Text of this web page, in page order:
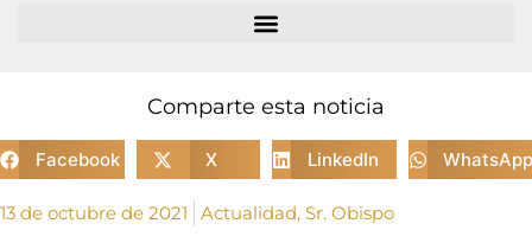
Comparte esta noticia
Facebook X LinkedIn WhatsApp
13 de octubre de 2021 Actualidad, Sr. Obispo